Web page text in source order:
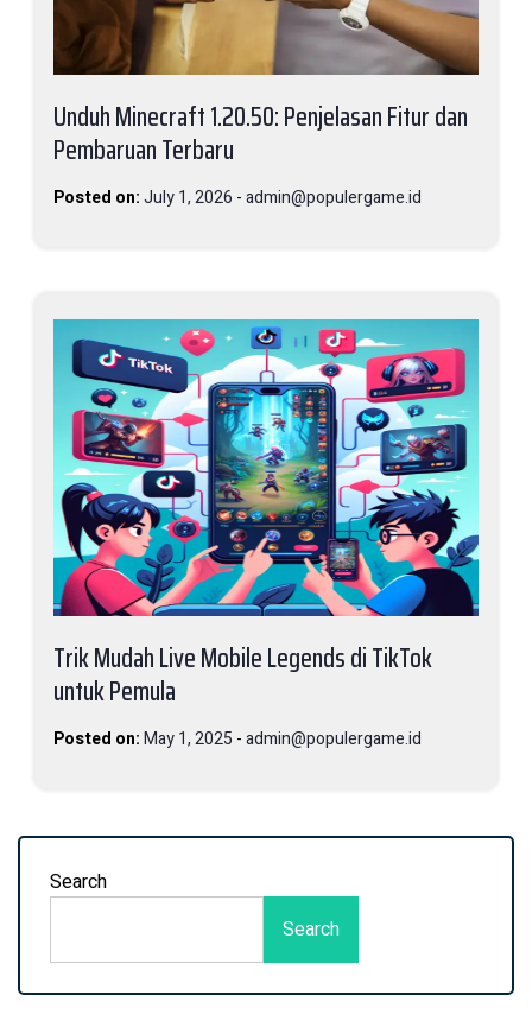
Unduh Minecraft 1.20.50: Penjelasan Fitur dan
Pembaruan Terbaru
Posted on:July 1, 2026 -admin@populergame.id
Trik Mudah Live Mobile Legends di TikTok
untuk Pemula
Posted on:May 1, 2025 -admin@populergame.id
Search
Search